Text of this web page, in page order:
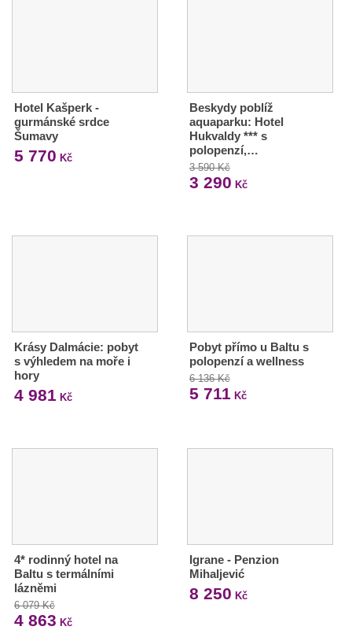
Hotel Kašperk -
gurmánské srdce
Šumavy
5 770 Kč
Beskydy poblíž
aquaparku: Hotel
Hukvaldy *** s
polopenzí,…
3 590 Kč
3 290 Kč
Krásy Dalmácie: pobyt
s výhledem na moře i
hory
4 981 Kč
Pobyt přímo u Baltu s
polopenzí a wellness
6 136 Kč
5 711 Kč
4* rodinný hotel na
Baltu s termálními
lázněmi
6 079 Kč
4 863 Kč
Igrane - Penzion
Mihaljević
8 250 Kč